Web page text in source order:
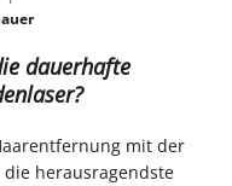
dauerhafte
mit der
herausragendste